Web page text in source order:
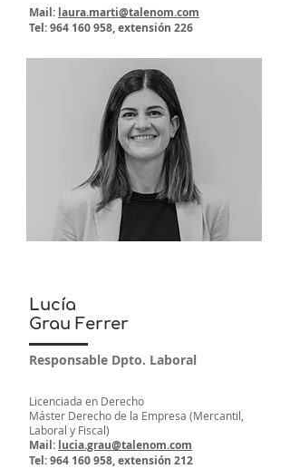
Mail: laura.marti@talenom.com
Tel:964 160 958, extensión 226
Lucía
Grau Ferrer
Responsable Dpto. Laboral
Licenciada en Derecho
Máster Derecho de la Empresa (Mercantil,
Laboral y Fiscal)
Mail: lucia.grau@talenom.com
Tel:964 160 958, extensión 212